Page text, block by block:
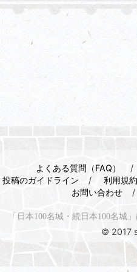
よくある質問（FAQ）
投稿のガイドライン
利用規約
お問い合わせ
「日本100名城・続日本100名城
© 2017